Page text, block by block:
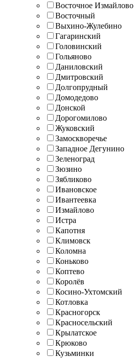
Восточное Измайлово
Восточный
Выхино-Жулебино
Гагаринский
Головинский
Гольяново
Даниловский
Дмитровский
Долгопрудный
Домодедово
Донской
Дорогомилово
Жуковский
Замоскворечье
Западное Дегунино
Зеленоград
Зюзино
Зябликово
Ивановское
Ивантеевка
Измайлово
Истра
Капотня
Климовск
Коломна
Коньково
Коптево
Королёв
Косино-Ухтомский
Котловка
Красногорск
Красносельский
Крылатское
Крюково
Кузьминки